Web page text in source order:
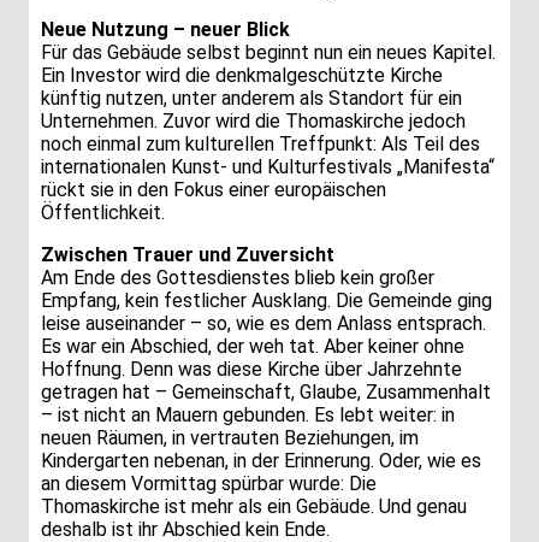
Neue Nutzung – neuer Blick
Für das Gebäude selbst beginnt nun ein neues Kapitel.
Ein Investor wird die denkmalgeschützte Kirche
künftig nutzen, unter anderem als Standort für ein
Unternehmen. Zuvor wird die Thomaskirche jedoch
noch einmal zum kulturellen Treffpunkt: Als Teil des
internationalen Kunst- und Kulturfestivals „Manifesta“
rückt sie in den Fokus einer europäischen
Öffentlichkeit.
Zwischen Trauer und Zuversicht
Am Ende des Gottesdienstes blieb kein großer
Empfang, kein festlicher Ausklang. Die Gemeinde ging
leise auseinander – so, wie es dem Anlass entsprach.
Es war ein Abschied, der weh tat. Aber keiner ohne
Hoffnung. Denn was diese Kirche über Jahrzehnte
getragen hat – Gemeinschaft, Glaube, Zusammenhalt
– ist nicht an Mauern gebunden. Es lebt weiter: in
neuen Räumen, in vertrauten Beziehungen, im
Kindergarten nebenan, in der Erinnerung. Oder, wie es
an diesem Vormittag spürbar wurde: Die
Thomaskirche ist mehr als ein Gebäude. Und genau
deshalb ist ihr Abschied kein Ende.